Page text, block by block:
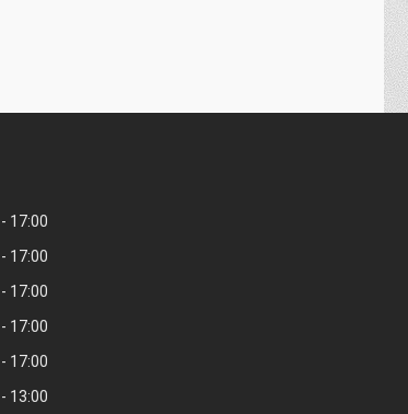
17:00
17:00
17:00
17:00
17:00
13:00